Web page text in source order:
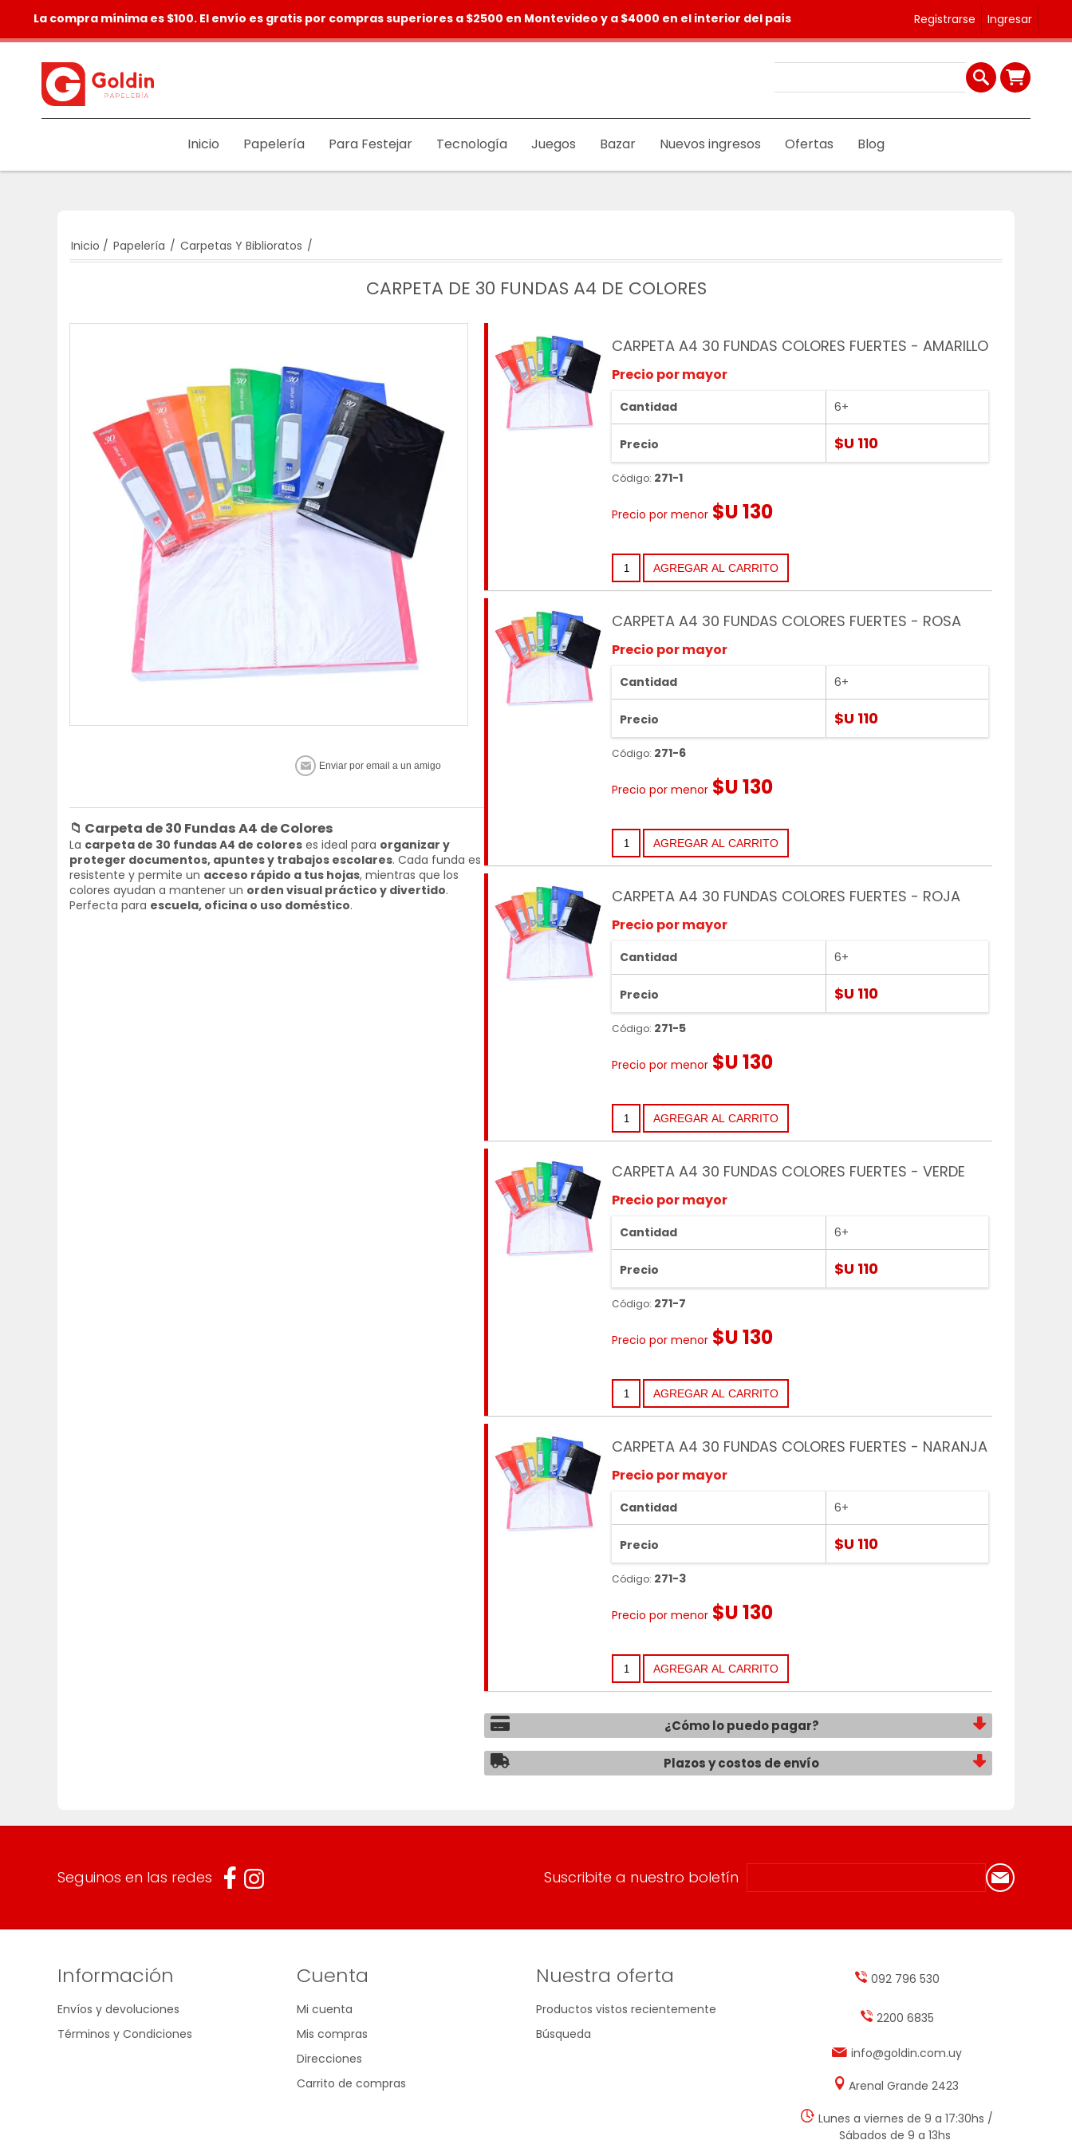
Registrarse Ingresar
La compra mínima es $100. El envío es gratis por compras superiores a $2500 en Montevideo y a $4000 en el interior del país
Inicio Papelería Para Festejar Tecnología Juegos Bazar Nuevos ingresos Ofertas Blog
Inicio / Papelería / Carpetas Y Biblioratos /
CARPETA DE 30 FUNDAS A4 DE COLORES
📁 Carpeta de 30 Fundas A4 de Colores
La carpeta de 30 fundas A4 de colores es ideal para organizar y
proteger documentos, apuntes y trabajos escolares. Cada funda es
resistente y permite un acceso rápido a tus hojas, mientras que los
colores ayudan a mantener un orden visual práctico y divertido.
Perfecta para escuela, oficina o uso doméstico.
CARPETA A4 30 FUNDAS COLORES FUERTES - AMARILLO
Precio por mayor
Cantidad 6+
Precio $U 110
Código: 271-1
Precio por menor $U 130
CARPETA A4 30 FUNDAS COLORES FUERTES - ROSA
Precio por mayor
Cantidad 6+
Precio $U 110
Código: 271-6
Precio por menor $U 130
CARPETA A4 30 FUNDAS COLORES FUERTES - ROJA
Precio por mayor
Cantidad 6+
Precio $U 110
Código: 271-5
Precio por menor $U 130
CARPETA A4 30 FUNDAS COLORES FUERTES - VERDE
Precio por mayor
Cantidad 6+
Precio $U 110
Código: 271-7
Precio por menor $U 130
CARPETA A4 30 FUNDAS COLORES FUERTES - NARANJA
Precio por mayor
Cantidad 6+
Precio $U 110
Código: 271-3
Precio por menor $U 130
¿Cómo lo puedo pagar?
Plazos y costos de envío
Seguinos en las redes Suscribite a nuestro boletín
Información
Envíos y devoluciones
Términos y Condiciones
Cuenta
Mi cuenta
Mis compras
Direcciones
Carrito de compras
Nuestra oferta
Productos vistos recientemente
Búsqueda
092 796 530
2200 6835
info@goldin.com.uy
Arenal Grande 2423
Lunes a viernes de 9 a 17:30hs /
Sábados de 9 a 13hs